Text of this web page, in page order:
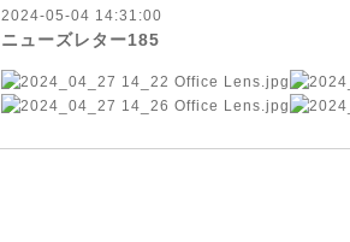
2024-05-04 14:31:00
ニューズレター185